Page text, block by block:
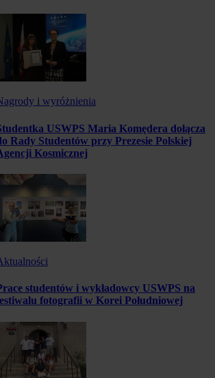
i wyróżnienia
USWPS Maria Komędera dołącza
Rady Studentów przy Prezesie Polskiej
Kosmicznej
studentów i wykładowcy USWPS na
fotografii w Korei Południowej